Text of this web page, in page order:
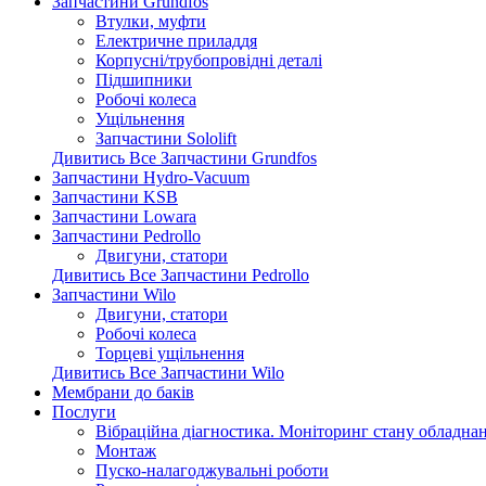
Втулки, муфти
Електричне приладдя
Корпусні/трубопровідні деталі
Підшипники
Робочі колеса
Ущільнення
Запчастини Sololift
Дивитись Все Запчастини Grundfos
Запчастини Hydro-Vacuum
Запчастини KSB
Запчастини Lowara
Запчастини Pedrollo
Двигуни, статори
Дивитись Все Запчастини Pedrollo
Запчастини Wilo
Двигуни, статори
Робочі колеса
Торцеві ущільнення
Дивитись Все Запчастини Wilo
Мембрани до баків
Послуги
Вібраційна діагностика. Моніторинг стану
Монтаж
Пуско-налагоджувальні роботи